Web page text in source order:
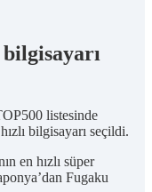
bilgisayarı
listesinde
bilgisayarı seçildi.
en hızlı süper
Fugaku